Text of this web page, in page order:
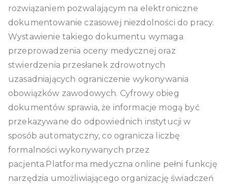
rozwiązaniem pozwalającym na elektroniczne
dokumentowanie czasowej niezdolności do pracy.
Wystawienie takiego dokumentu wymaga
przeprowadzenia oceny medycznej oraz
stwierdzenia przesłanek zdrowotnych
uzasadniających ograniczenie wykonywania
obowiązków zawodowych. Cyfrowy obieg
dokumentów sprawia, że informacje mogą być
przekazywane do odpowiednich instytucji w
sposób automatyczny, co ogranicza liczbę
formalności wykonywanych przez
pacjenta.Platforma medyczna online pełni funkcję
narzędzia umożliwiającego organizację świadczeń